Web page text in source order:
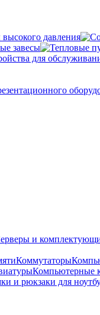
давления
завесы
и
Коммутаторы
Компьютерные
и рюкзаки для